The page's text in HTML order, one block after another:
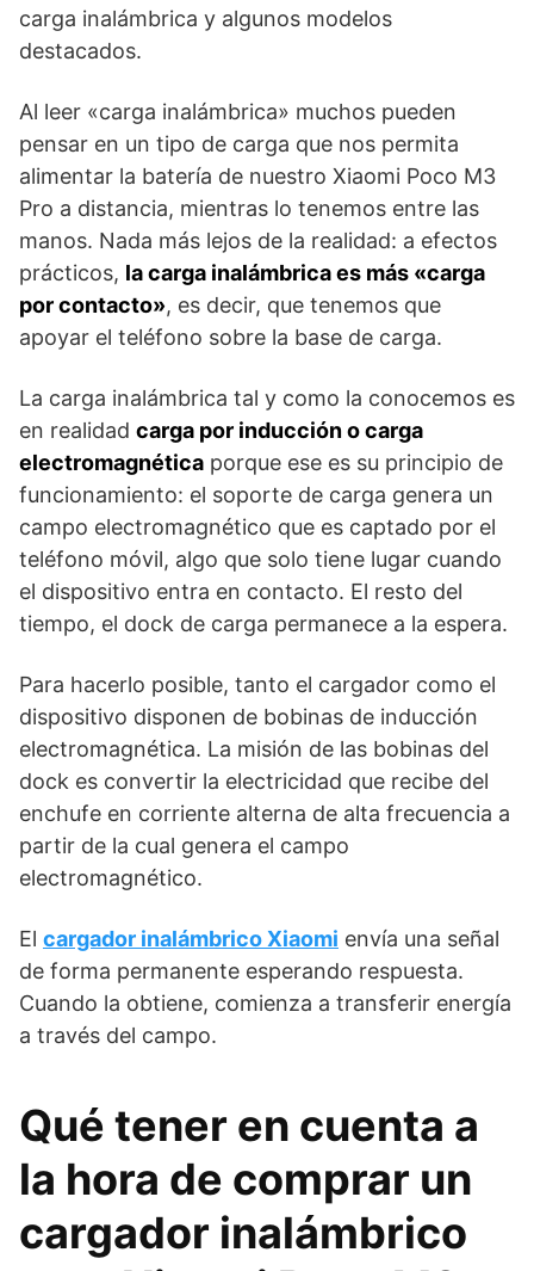
carga inalámbrica y algunos modelos
destacados.
Al leer «carga inalámbrica» muchos pueden
pensar en un tipo de carga que nos permita
alimentar la batería de nuestro Xiaomi Poco M3
Pro a distancia, mientras lo tenemos entre las
manos. Nada más lejos de la realidad: a efectos
prácticos, la carga inalámbrica es más «carga
por contacto», es decir, que tenemos que
apoyar el teléfono sobre la base de carga.
La carga inalámbrica tal y como la conocemos es
en realidad carga por inducción o carga
electromagnética porque ese es su principio de
funcionamiento: el soporte de carga genera un
campo electromagnético que es captado por el
teléfono móvil, algo que solo tiene lugar cuando
el dispositivo entra en contacto. El resto del
tiempo, el dock de carga permanece a la espera.
Para hacerlo posible, tanto el cargador como el
dispositivo disponen de bobinas de inducción
electromagnética. La misión de las bobinas del
dock es convertir la electricidad que recibe del
enchufe en corriente alterna de alta frecuencia a
partir de la cual genera el campo
electromagnético.
El cargador inalámbrico Xiaomi envía una señal
de forma permanente esperando respuesta.
Cuando la obtiene, comienza a transferir energía
a través del campo.
Qué tener en cuenta a
la hora de comprar un
cargador inalámbrico